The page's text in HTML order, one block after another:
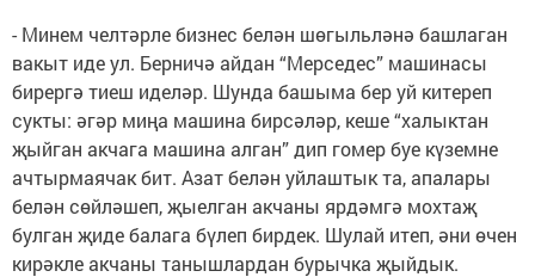
- Минем челтәрле бизнес белән шөгыльләнә башлаган
вакыт иде ул. Берничә айдан “Мерседес” машинасы
бирергә тиеш иделәр. Шунда башыма бер уй китереп
сукты: әгәр миңа машина бирсәләр, кеше “халыктан
җыйган акчага машина алган” дип гомер буе күземне
ачтырмаячак бит. Азат белән уйлаштык та, апалары
белән сөйләшеп, җыелган акчаны ярдәмгә мохтаҗ
булган җиде балага бүлеп бирдек. Шулай итеп, әни өчен
кирәкле акчаны танышлардан бурычка җыйдык.